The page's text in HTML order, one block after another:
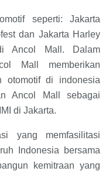
seperti: Jakarta
dan Jakarta Harley
Ancol Mall. Dalam
Mall memberikan
otomotif di indonesia
Ancol Mall sebagai
di Jakarta.
yang memfasilitasi
Indonesia bersama
kemitraan yang